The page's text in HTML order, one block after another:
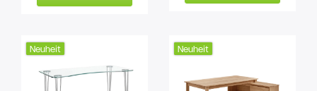
Neuheit Neuheit